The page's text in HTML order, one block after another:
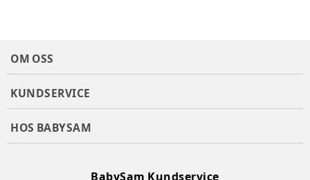
OM OSS
KUNDSERVICE
HOS BABYSAM
BabySam Kundservice